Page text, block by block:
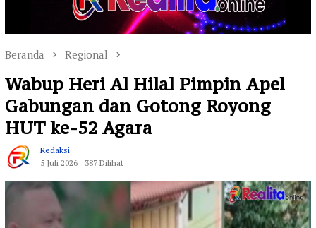
Beranda Regional
Wabup Heri Al Hilal Pimpin Apel
Gabungan dan Gotong Royong
HUT ke-52 Agara
Redaksi
5 Juli 2026
387 Dilihat